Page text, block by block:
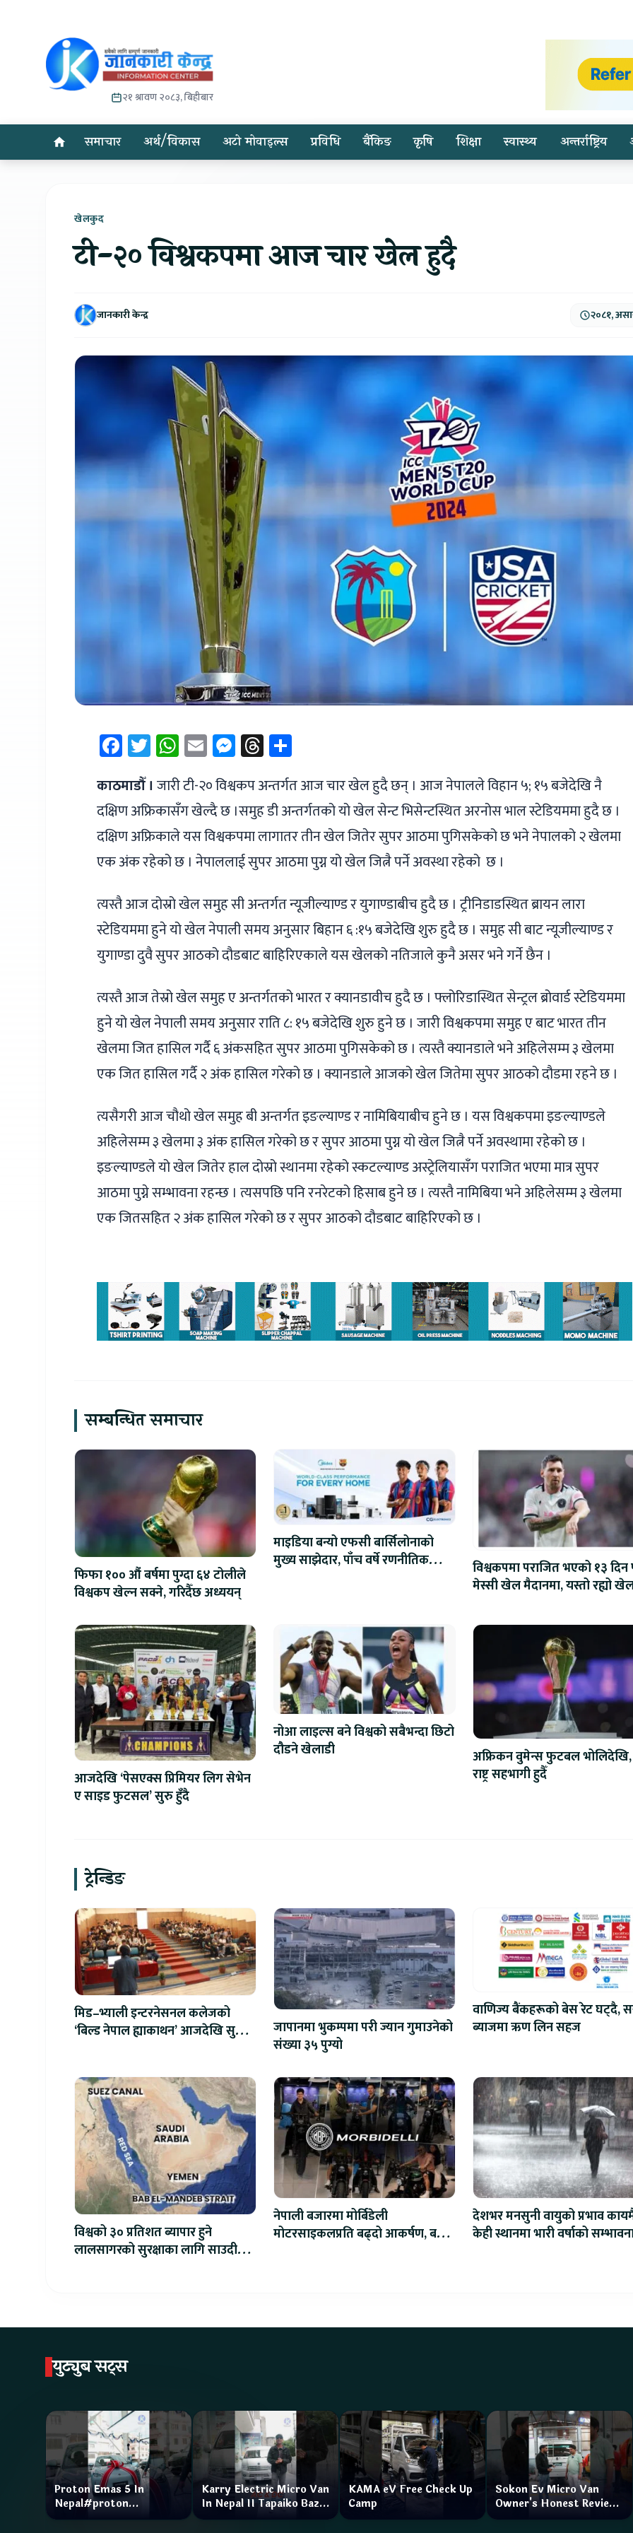
२१ श्रावण २०८३, बिहीबार
समाचार अर्थ/विकास अटो मोवाइल्स प्रविधि बैंकिङ कृषि शिक्षा स्वास्थ्य अन्तर्राष्ट्रिय
खेलकुद
टी-२० विश्वकपमा आज चार खेल हुदै
जानकारी केन्द्र २०८१,
Facebook
Twitter
WhatsApp
EmailMessenger
Threads
काठमाडौँ । जारी टी-२० विश्वकप अन्तर्गत आज चार खेल हुदै छन् । आज नेपालले विहान ५; १५ बजेदेखि नै
दक्षिण अफ्रिकासँग खेल्दै छ ।समुह डी अन्तर्गतको यो खेल सेन्ट भिसेन्टस्थित अरनोस भाल स्टेडियममा हुदै छ ।
दक्षिण अफ्रिकाले यस विश्वकपमा लागातर तीन खेल जितेर सुपर आठमा पुगिसकेको छ भने नेपालको २ खेलमा
एक अंक रहेको छ । नेपाललाई सुपर आठमा पुग्न यो खेल जित्नै पर्ने अवस्था रहेको छ ।
त्यस्तै आज दोस्रो खेल समुह सी अन्तर्गत न्यूजील्याण्ड र युगाण्डाबीच हुदै छ । ट्रीनिडाडस्थित ब्रायन लारा
स्टेडियममा हुने यो खेल नेपाली समय अनुसार बिहान ६ :१५ बजेदेखि शुरु हुदै छ । समुह सी बाट न्यूजील्याण्ड र
युगाण्डा दुवै सुपर आठको दौडबाट बाहिरिएकाले यस खेलको नतिजाले कुनै असर भने गर्ने छैन ।
त्यस्तै आज तेस्रो खेल समुह ए अन्तर्गतको भारत र क्यानडावीच हुदै छ । फ्लोरिडास्थित सेन्ट्रल ब्रोवार्ड स्टेडियममा
हुने यो खेल नेपाली समय अनुसार राति ८: १५ बजेदेखि शुरु हुने छ । जारी विश्वकपमा समुह ए बाट भारत तीन
खेलमा जित हासिल गर्दै ६ अंकसहित सुपर आठमा पुगिसकेको छ । त्यस्तै क्यानडाले भने अहिलेसम्म ३ खेलमा
एक जित हासिल गर्दै २ अंक हासिल गरेको छ । क्यानडाले आजको खेल जितेमा सुपर आठको दौडमा रहने छ ।
त्यसैगरी आज चौथो खेल समुह बी अन्तर्गत इङल्याण्ड र नामिबियाबीच हुने छ । यस विश्वकपमा इङल्याण्डले
अहिलेसम्म ३ खेलमा ३ अंक हासिल गरेको छ र सुपर आठमा पुग्न यो खेल जित्नै पर्ने अवस्थामा रहेको छ ।
इङल्याण्डले यो खेल जितेर हाल दोस्रो स्थानमा रहेको स्कटल्याण्ड अस्ट्रेलियासँग पराजित भएमा मात्र सुपर
आठमा पुग्ने सम्भावना रहन्छ । त्यसपछि पनि रनरेटको हिसाब हुने छ । त्यस्तै नामिबिया भने अहिलेसम्म ३ खेलमा
एक जितसहित २ अंक हासिल गरेको छ र सुपर आठको दौडबाट बाहिरिएको छ ।
सम्बन्धित समाचार
फिफा १०० औं बर्षमा पुग्दा ६४ टोलीले
विश्वकप खेल्न सक्ने, गरिदैँछ अध्ययन्
माइडिया बन्यो एफसी बार्सिलोनाको
मुख्य साझेदार, पाँच वर्षे रणनीतिक
विश्वकपमा पराजित भएको १३ दिन
मेस्सी खेल मैदानमा, यस्तो रह्यो
आजदेखि ‘पेसएक्स प्रिमियर लिग सेभेन
ए साइड फुटसल’ सुरु हुँदै
नोआ लाइल्स बने विश्वको सबैभन्दा छिटो
दौडने खेलाडी
अफ्रिकन वुमेन्स फुटबल
राष्ट्र सहभागी हुदैँ
ट्रेन्डिङ
मिड–भ्याली इन्टरनेसनल कलेजको
‘बिल्ड नेपाल ह्याकाथन’ आजदेखि सुरु,
जापानमा भुकम्पमा परी ज्यान गुमाउनेको
संख्या ३५ पुग्यो
वाणिज्य बैंकहरूको बेस रेट घट्दै,
ब्याजमा ऋण लिन सहज
विश्वको ३० प्रतिशत ब्यापार हुने
लालसागरको सुरक्षाका लागि साउदीले
नेपाली बजारमा मोर्बिडेली
मोटरसाइकलप्रति बढ्दो आकर्षण, बल्क
देशभर मनसुनी वायुको प्रभाव
केही स्थानमा भारी वर्षाको
युट्युब सट्स
Proton Emas 5 In
Nepal#proton
#protonemas5#protonnepal#evcarnepal
Karry Electric Micro Van
In Nepal II Tapaiko Bazar
II Jankari Kendra
KAMA eV Free Check Up
Camp
Sokon Ev Micro Van
Owner's Honest Review
How is the service?